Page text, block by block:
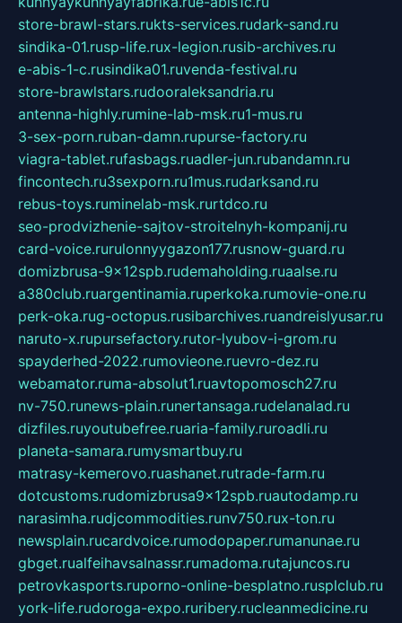
store-brawl-stars.rukts-services.rudark-sand.ru
sindika-01.rusp-life.rux-legion.rusib-archives.ru
e-abis-1-c.rusindika01.ruvenda-festival.ru
store-brawlstars.rudooraleksandria.ru
antenna-highly.rumine-lab-msk.ru1-mus.ru
3-sex-porn.ruban-damn.rupurse-factory.ru
viagra-tablet.rufasbags.ruadler-jun.rubandamn.ru
fincontech.ru3sexporn.ru1mus.rudarksand.ru
rebus-toys.ruminelab-msk.rurtdco.ru
seo-prodvizhenie-sajtov-stroitelnyh-kompanij.ru
card-voice.rurulonnyygazon177.rusnow-guard.ru
domizbrusa-9x12spb.rudemaholding.ruaalse.ru
a380club.ruargentinamia.ruperkoka.rumovie-one.ru
perk-oka.rug-octopus.rusibarchives.ruandreislyusar.ru
naruto-x.rupursefactory.rutor-lyubov-i-grom.ru
spayderhed-2022.rumovieone.ruevro-dez.ru
webamator.ruma-absolut1.ruavtopomosch27.ru
nv-750.runews-plain.runertansaga.rudelanalad.ru
dizfiles.ruyoutubefree.ruaria-family.ruroadli.ru
planeta-samara.rumysmartbuy.ru
matrasy-kemerovo.ruashanet.rutrade-farm.ru
dotcustoms.rudomizbrusa9x12spb.ruautodamp.ru
narasimha.rudjcommodities.runv750.rux-ton.ru
newsplain.rucardvoice.rumodopaper.rumanunae.ru
gbget.rualfeihavsalnassr.rumadoma.rutajuncos.ru
petrovkasports.ruporno-online-besplatno.rusplclub.ru
york-life.rudoroga-expo.ruribery.rucleanmedicine.ru